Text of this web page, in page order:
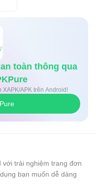
thông qua
tệp XAPK/APK trên Android!
với trải nghiệm trang đơn
bạn muốn dễ dàng